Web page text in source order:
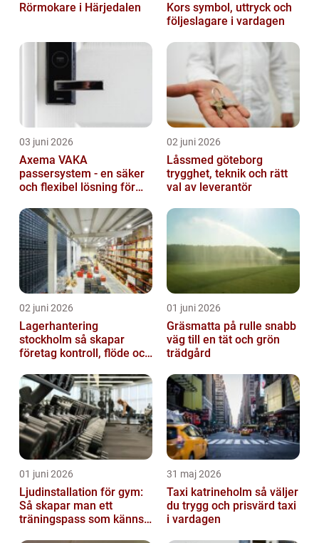
Rörmokare i Härjedalen
Kors symbol, uttryck och
följeslagare i vardagen
03 juni 2026
Axema VAKA
passersystem - en säker
och flexibel lösning för
02 juni 2026
Låssmed göteborg
trygghet, teknik och rätt
val av leverantör
02 juni 2026
Lagerhantering
stockholm så skapar
företag kontroll, flöde och
01 juni 2026
Gräsmatta på rulle snabb
väg till en tät och grön
trädgård
01 juni 2026
Ljudinstallation för gym:
Så skapar man ett
träningspass som känns i
31 maj 2026
Taxi katrineholm så väljer
du trygg och prisvärd taxi
i vardagen